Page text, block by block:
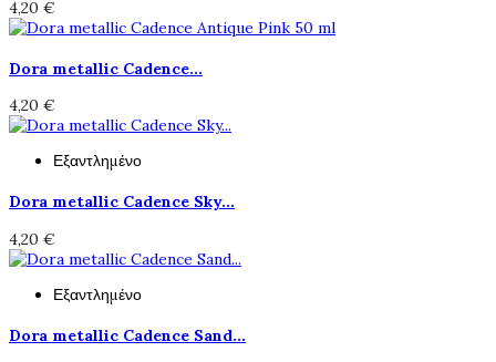
4,20 €
Dora metallic Cadence...
4,20 €
Εξαντλημένο
Dora metallic Cadence Sky...
4,20 €
Εξαντλημένο
Dora metallic Cadence Sand...